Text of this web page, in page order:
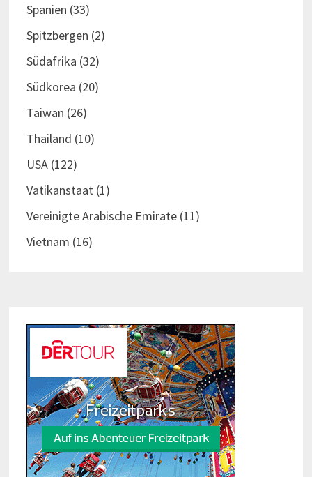
Spanien (33)
Spitzbergen (2)
Südafrika (32)
Südkorea (20)
Taiwan (26)
Thailand (10)
USA(122)
Vatikanstaat (1)
Vereinigte Arabische Emirate(11)
Vietnam (16)